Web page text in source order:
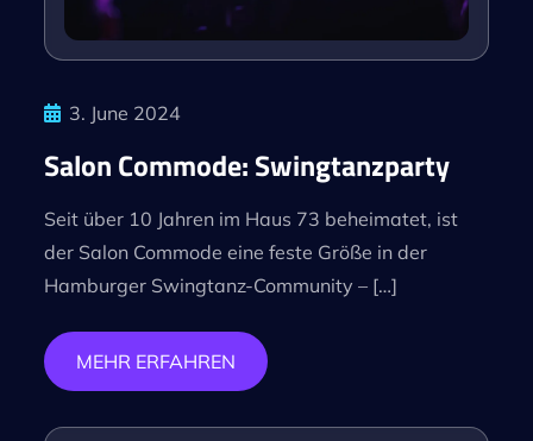
3. June 2024
Salon Commode: Swingtanzparty
Seit über 10 Jahren im Haus 73 beheimatet, ist
der Salon Commode eine feste Größe in der
Hamburger Swingtanz-Community – […]
MEHR ERFAHREN